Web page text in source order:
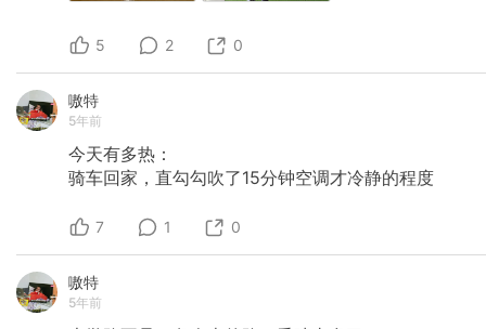
5 2 0
嗷特
5年前
今天有多热：
骑车回家，直勾勾吹了15分钟空调才冷静的程度
7 1 0
嗷特
5年前